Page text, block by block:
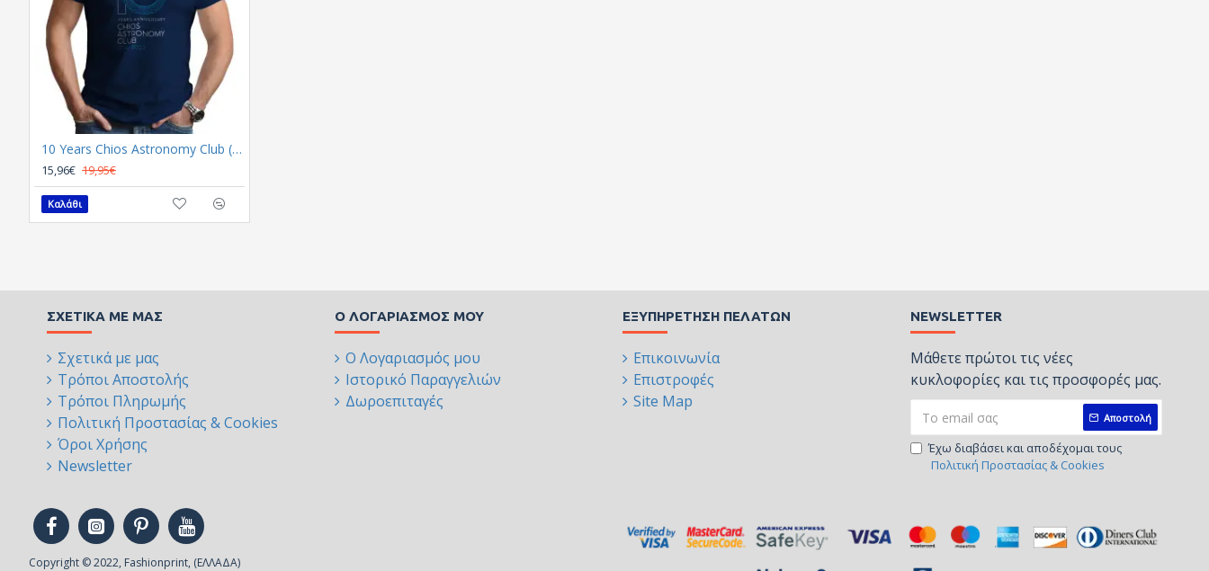
10 Years Chios Astronomy Club (Κοντομάνικο Ανδρικό / Unisex)
15,96€ 19,95€
Καλάθι
ΣΧΕΤΙΚΆ ΜΕ ΜΑΣ
Σχετικά με μας
Τρόποι Αποστολής
Τρόποι Πληρωμής
Πολιτική Προστασίας & Cookies
Όροι Χρήσης
Newsletter
Ο ΛΟΓΑΡΙΑΣΜΌΣ ΜΟΥ
Ο Λογαριασμός μου
Ιστορικό Παραγγελιών
Δωροεπιταγές
ΕΞΥΠΗΡΈΤΗΣΗ ΠΕΛΑΤΏΝ
Επικοινωνία
Επιστροφές
Site Map
NEWSLETTER
Μάθετε πρώτοι τις νέες
κυκλοφορίες και τις προσφορές μας.
Αποστολή
Έχω διαβάσει και αποδέχομαι τους
Πολιτική Προστασίας & Cookies
Copyright © 2022, Fashionprint, (ΕΛΛΑΔΑ)